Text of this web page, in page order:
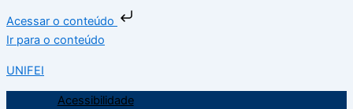
Acessar o conteúdo
Ir para o conteúdo
UNIFEI
Acessibilidade